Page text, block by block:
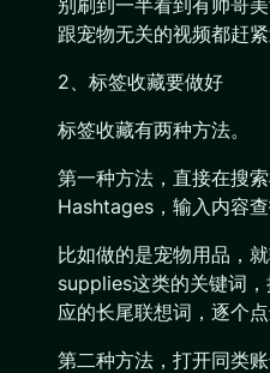
别刷到一半看到有帅哥
跟宠物无关的视频都赶紧
2、标签收藏要做好
标签收藏有两种方法。
第一种方法，直接在搜
Hashtages，输入内容查
比如做的是宠物用品，
supplies这类的关键词
应的长尾联想词，逐个点
第二种方法，打开同类